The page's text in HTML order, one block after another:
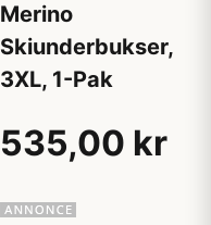
Merino
Skiunderbukser,
3XL, 1-Pak
535,00 kr